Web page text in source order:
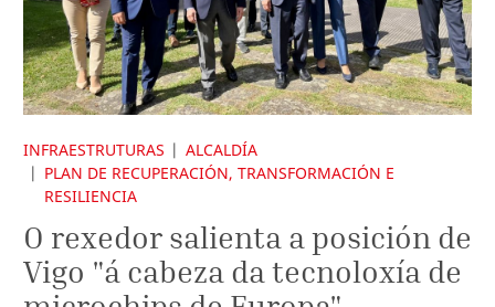
INFRAESTRUTURAS
ALCALDÍA
PLAN DE RECUPERACIÓN, TRANSFORMACIÓN E
RESILIENCIA
O rexedor salienta a posición de
Vigo "á cabeza da tecnoloxía de